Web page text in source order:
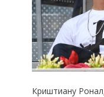
Криштиану